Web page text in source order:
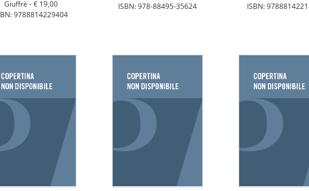
Giuffrè -€ 19,00
9788814229404
ISBN: 978-88495-35624
ISBN: